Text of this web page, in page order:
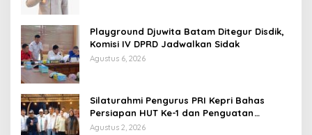
Playground Djuwita Batam Ditegur Disdik,
Komisi IV DPRD Jadwalkan Sidak
Agustus 6, 2026
Silaturahmi Pengurus PRI Kepri Bahas
Persiapan HUT Ke-1 dan Penguatan
Konsolidasi Partai
Agustus 2, 2026